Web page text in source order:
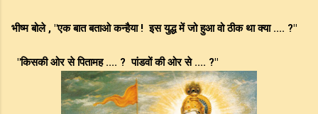
भीष्म बोले , "एक बात बताओ कन्हैया ! इस युद्ध में जो हुआ वो ठीक था क्या .... ?"
"किसकी ओर से पितामह .... ? पांडवों की ओर से .... ?"